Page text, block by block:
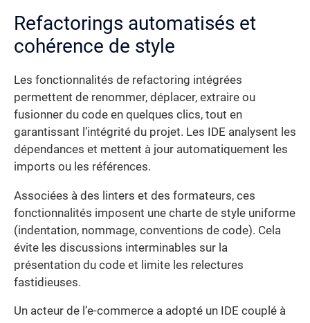
Refactorings automatisés et
cohérence de style
Les fonctionnalités de refactoring intégrées
permettent de renommer, déplacer, extraire ou
fusionner du code en quelques clics, tout en
garantissant l’intégrité du projet. Les IDE analysent les
dépendances et mettent à jour automatiquement les
imports ou les références.
Associées à des linters et des formateurs, ces
fonctionnalités imposent une charte de style uniforme
(indentation, nommage, conventions de code). Cela
évite les discussions interminables sur la
présentation du code et limite les relectures
fastidieuses.
Un acteur de l’e-commerce a adopté un IDE couplé à